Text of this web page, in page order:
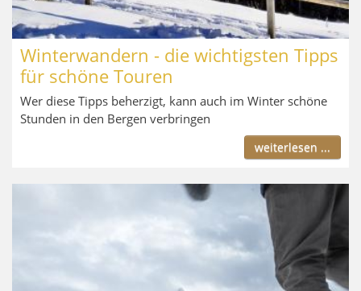
Winterwandern - die wichtigsten Tipps
für schöne Touren
Wer diese Tipps beherzigt, kann auch im Winter schöne
Stunden in den Bergen verbringen
weiterlesen ...